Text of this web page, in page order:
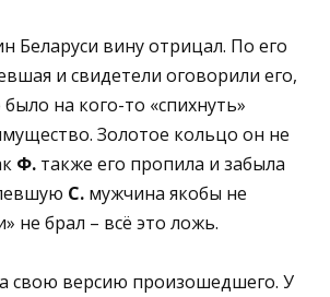
Беларуси вину отрицал. По его
и свидетели оговорили его,
на кого-то «спихнуть»
Золотое кольцо он не
Ф. также его пропила и забыла
С. мужчина якобы не
не брал – всё это ложь.
свою версию произошедшего. У